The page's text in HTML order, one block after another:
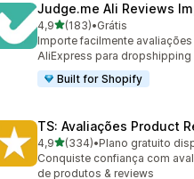
Judge.me Ali Reviews
4,9de 5 estrelas
(183)
183 avaliações ao todo
•Grátis
Importe facilmente
AliExpress para dropshipping
Built for Shopify
TS: Avaliações Product
4,9de 5 estrelas
(334)
334 avaliações ao todo
•Plano gratuito
Conquiste confiança com
de produtos & reviews